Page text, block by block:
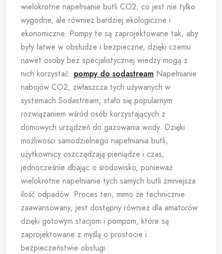
wielokrotne napełnianie butli CO2, co jest nie tylko
wygodne, ale również bardziej ekologiczne i
ekonomiczne. Pompy te są zaprojektowane tak, aby
były łatwe w obsłudze i bezpieczne, dzięki czemu
nawet osoby bez specjalistycznej wiedzy mogą z
nich korzystać. pompy do sodastream Napełnianie
nabojów CO2, zwłaszcza tych używanych w
systemach Sodastream, stało się popularnym
rozwiązaniem wśród osób korzystających z
domowych urządzeń do gazowania wody. Dzięki
możliwości samodzielnego napełniania butli,
użytkownicy oszczędzają pieniądze i czas,
jednocześnie dbając o środowisko, ponieważ
wielokrotne napełnianie tych samych butli zmniejsza
ilość odpadów. Proces ten, mimo że technicznie
zaawansowany, jest dostępny również dla amatorów
dzięki gotowym stacjom i pompom, które są
zaprojektowane z myślą o prostocie i
bezpieczeństwie obsługi.